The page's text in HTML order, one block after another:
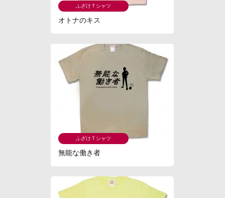
ふざけＴシャツ
オトナのキス
ふざけＴシャツ
無能な働き者